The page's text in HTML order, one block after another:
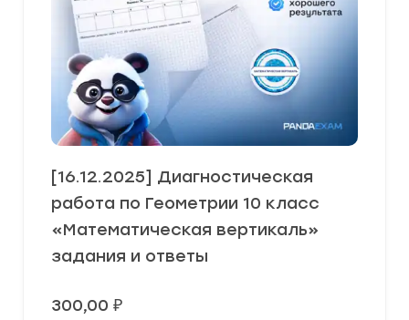
[16.12.2025] Диагностическая
работа по Геометрии 10 класс
«Математическая вертикаль»
задания и ответы
300,00 ₽